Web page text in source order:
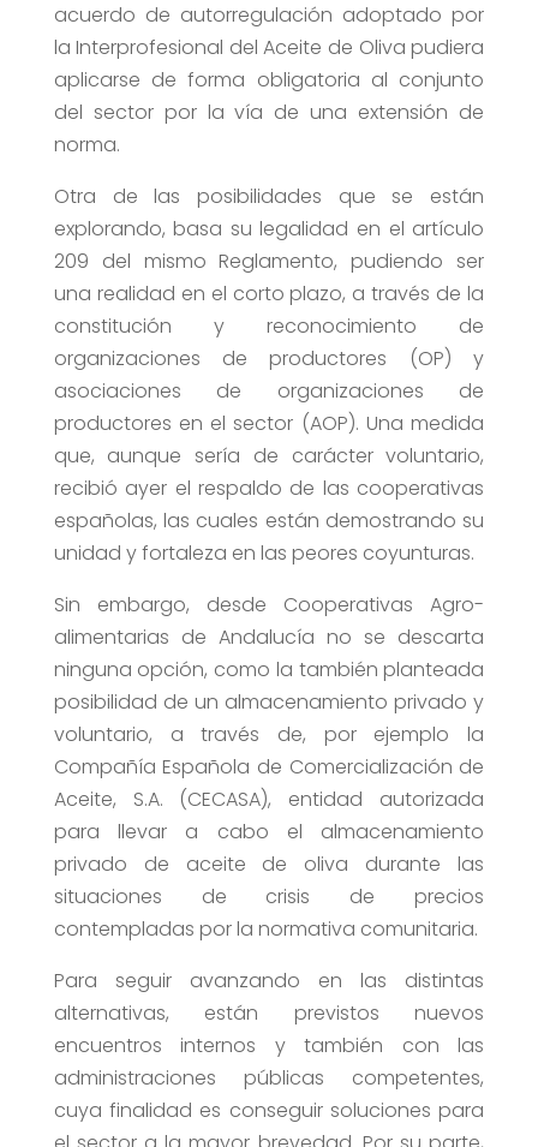
acuerdo de autorregulación adoptado por
la Interprofesional del Aceite de Oliva pudiera
aplicarse de forma obligatoria al conjunto
del sector por la vía de una extensión de
norma.
Otra de las posibilidades que se están
explorando, basa su legalidad en el artículo
209 del mismo Reglamento, pudiendo ser
una realidad en el corto plazo, a través de la
constitución y reconocimiento de
organizaciones de productores (OP) y
asociaciones de organizaciones de
productores en el sector (AOP). Una medida
que, aunque sería de carácter voluntario,
recibió ayer el respaldo de las cooperativas
españolas, las cuales están demostrando su
unidad y fortaleza en las peores coyunturas.
Sin embargo, desde Cooperativas Agro-
alimentarias de Andalucía no se descarta
ninguna opción, como la también planteada
posibilidad de un almacenamiento privado y
voluntario, a través de, por ejemplo la
Compañía Española de Comercialización de
Aceite, S.A. (CECASA), entidad autorizada
para llevar a cabo el almacenamiento
privado de aceite de oliva durante las
situaciones de crisis de precios
contempladas por la normativa comunitaria.
Para seguir avanzando en las distintas
alternativas, están previstos nuevos
encuentros internos y también con las
administraciones públicas competentes,
cuya finalidad es conseguir soluciones para